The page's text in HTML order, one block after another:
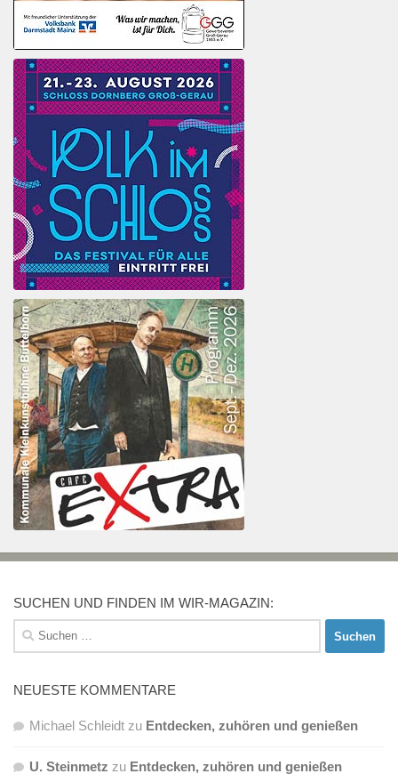
SUCHEN UND FINDEN IM WIR-MAGAZIN:
Suchen
nach:
NEUESTE KOMMENTARE
Michael Schleidt zu Entdecken, zuhören und genießen
U. Steinmetz zu Entdecken, zuhören und genießen